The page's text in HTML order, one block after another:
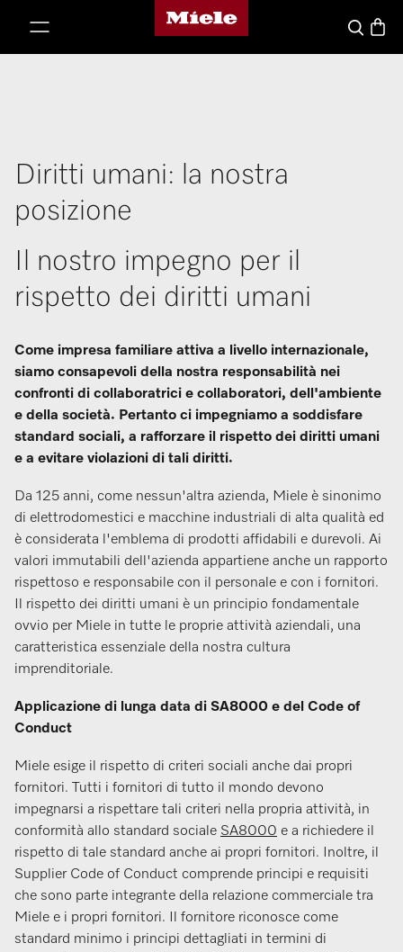
Homepage di Miele
CercaBasket
Diritti umani: la nostra
posizione
Il nostro impegno per il
rispetto dei diritti umani
Come impresa familiare attiva a livello internazionale,
siamo consapevoli della nostra responsabilità nei
confronti di collaboratrici e collaboratori, dell'ambiente
e della società. Pertanto ci impegniamo a soddisfare
standard sociali, a rafforzare il rispetto dei diritti umani
e a evitare violazioni di tali diritti.
Da 125 anni, come nessun'altra azienda, Miele è sinonimo
di elettrodomestici e macchine industriali di alta qualità ed
è considerata l'emblema di prodotti affidabili e durevoli. Ai
valori immutabili dell'azienda appartiene anche un rapporto
rispettoso e responsabile con il personale e con i fornitori.
Il rispetto dei diritti umani è un principio fondamentale
ovvio per Miele in tutte le proprie attività aziendali, una
caratteristica essenziale della nostra cultura
imprenditoriale.
Applicazione di lunga data di SA8000 e del Code of
Conduct
Miele esige il rispetto di criteri sociali anche dai propri
fornitori. Tutti i fornitori di tutto il mondo devono
impegnarsi a rispettare tali criteri nella propria attività, in
conformità allo standard sociale SA8000 e a richiedere il
rispetto di tale standard anche ai propri fornitori. Inoltre, il
Supplier Code of Conduct comprende principi e requisiti
che sono parte integrante della relazione commerciale tra
Miele e i propri fornitori. Il fornitore riconosce come
standard minimo i principi dettagliati in termini di